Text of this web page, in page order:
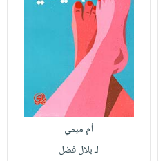
أم ميمي
لـ بلال فضل